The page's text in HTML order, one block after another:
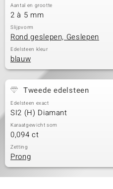
Aantal en grootte
2 à 5 mm
Slijpvorm
Rond geslepen, Geslepen
Edelsteen kleur
blauw
Tweede edelsteen
Edelsteen exact
SI2 (H) Diamant
Karaatgewicht som
0,094 ct
Zetting
Prong